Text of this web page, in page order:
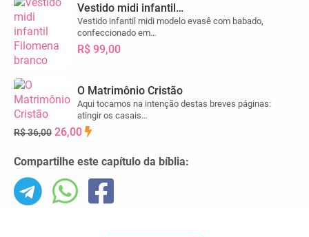
Vestido midi infantil…
Vestido infantil midi modelo evasê com babado,
confeccionado em…
R$ 99,00
O Matrimônio Cristão
Aqui tocamos na intenção destas breves páginas:
atingir os casais…
R$ 36,00 26,00
Compartilhe este capítulo da bíblia: